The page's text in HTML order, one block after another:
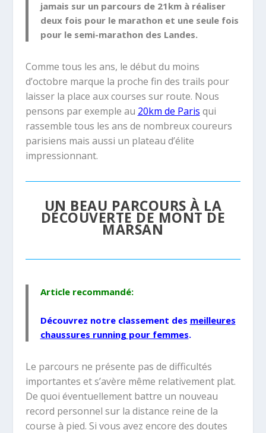
jamais sur un parcours de 21km à réaliser
deux fois pour le marathon et une seule fois
pour le semi-marathon des Landes.
Comme tous les ans, le début du moins
d’octobre marque la proche fin des trails pour
laisser la place aux courses sur route. Nous
pensons par exemple au 20km de Paris qui
rassemble tous les ans de nombreux coureurs
parisiens mais aussi un plateau d’élite
impressionnant.
UN BEAU PARCOURS À LA
DÉCOUVERTE DE MONT DE
MARSAN
Article recommandé:
Découvrez notre classement des meilleures
chaussures running pour femmes.
Le parcours ne présente pas de difficultés
importantes et s’avère même relativement plat.
De quoi éventuellement battre un nouveau
record personnel sur la distance reine de la
course à pied. Si vous avez encore des doutes